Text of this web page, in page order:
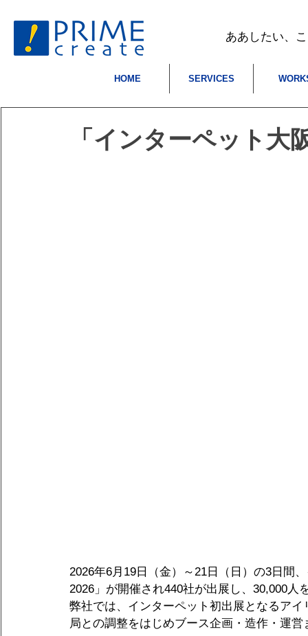
ああしたい、
HOME SERVICES
「インターペット大
2026年6月19日（金）～21日（日）の3日間
2026」が開催され440社が出展し、30,000人
弊社では、インターペット初出展となるア
局との調整をはじめブース企画・造作・運